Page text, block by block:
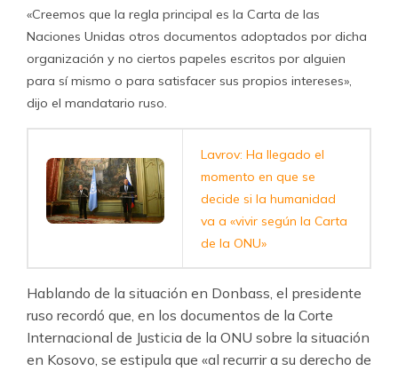
«Creemos que la regla principal es la Carta de las
Naciones Unidas otros documentos adoptados por dicha
organización y no ciertos papeles escritos por alguien
para sí mismo o para satisfacer sus propios intereses»,
dijo el mandatario ruso.
Lavrov: Ha llegado el
momento en que se
decide si la humanidad
va a «vivir según la Carta
de la ONU»
Hablando de la situación en Donbass, el presidente
ruso recordó que, en los documentos de la Corte
Internacional de Justicia de la ONU sobre la situación
en Kosovo, se estipula que «al recurrir a su derecho de